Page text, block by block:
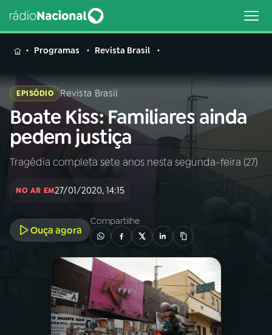
MENU
Buscar
na
Rádio
Nacional
Buscar
01INÍCIO
A RÁDIO
PROGRAMAÇÃO
Programas Revista Brasil
EPISÓDIO Revista Brasil
Boate Kiss: Familiares ainda
pedem justiça
Tragédia completa sete anos nesta segunda-feira (27)
NO AR EM27/01/2020, 14:15
Ouça agora
Compartilhe